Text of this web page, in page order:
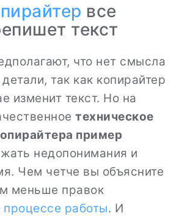
все
текст
что нет смысла
так как копирайтер
изменит текст. Но на
техническое
пример
недопонимания и
Чем четче вы объясните
меньше правок
процессе работы. И